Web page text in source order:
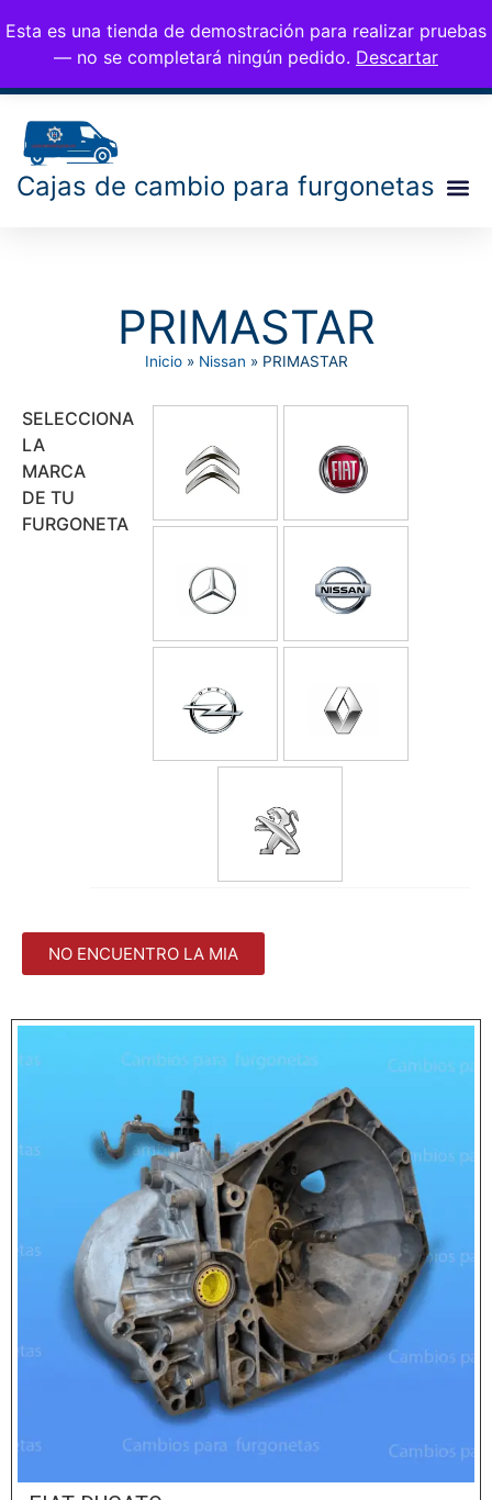
Esta es una tienda de demostración para realizar pruebas
— no se completará ningún pedido. Descartar
676 77 35 25
com
CAMBIOS PARA
FURGONETAS
Cajas de cambio para furgonetas
PRIMASTAR
Inicio» Nissan » PRIMASTAR
SELECCIONA
LA
MARCA
DE TU
FURGONETA
NO ENCUENTRO LA MIA